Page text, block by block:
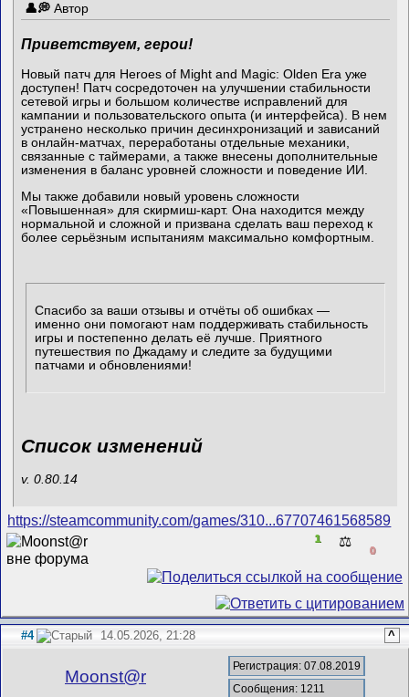
Автор
Приветствуем, герои!
Новый патч для Heroes of Might and Magic: Olden Era уже
доступен! Патч сосредоточен на улучшении стабильности
сетевой игры и большом количестве исправлений для
кампании и пользовательского опыта (и интерфейса). В нем
устранено несколько причин десинхронизаций и зависаний
в онлайн-матчах, переработаны отдельные механики,
связанные с таймерами, а также внесены дополнительные
изменения в баланс уровней сложности и поведение ИИ.
Мы также добавили новый уровень сложности
«Повышенная» для скирмиш-карт. Она находится между
нормальной и сложной и призвана сделать ваш переход к
более серьёзным испытаниям максимально комфортным.
Спасибо за ваши отзывы и отчёты об ошибках —
именно они помогают нам поддерживать стабильность
игры и постепенно делать её лучше. Приятного
путешествия по Джадаму и следите за будущими
патчами и обновлениями!
Список изменений
v. 0.80.14
https://steamcommunity.com/games/310...67707461568589
1 ⚖️
0
#4 14.05.2026, 21:28 ^
Mооnst@r
Регистрация: 07.08.2019
Сообщения: 1211